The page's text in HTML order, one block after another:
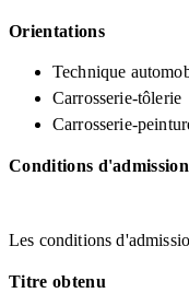
Orientations
Technique
Carrosserie-tôlerie
Carrosserie-
Conditions d'admission
Les conditions
Titre obtenu